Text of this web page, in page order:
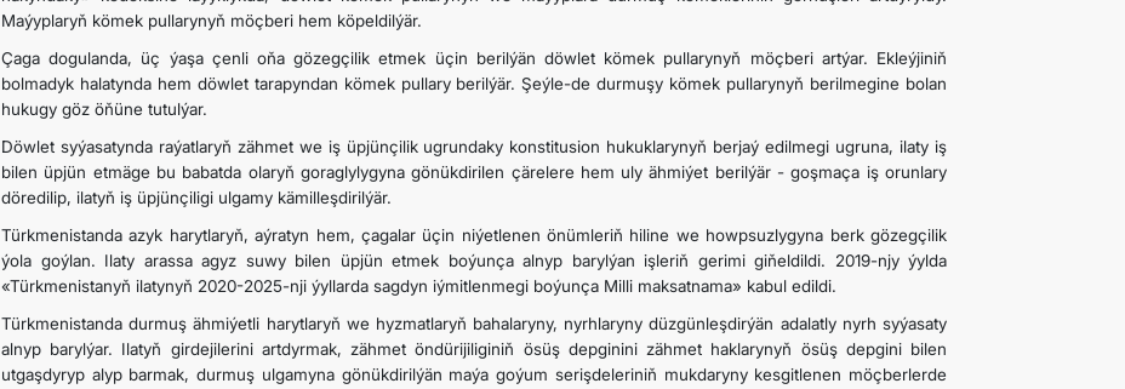
Maýyplaryň kömek pullarynyň möçberi hem köpeldilýär.
Çaga dogulanda, üç ýaşa çenli oňa gözegçilik etmek üçin berilýän döwlet kömek pullarynyň möçberi artýar. Ekleýjiniň
bolmadyk halatynda hem döwlet tarapyndan kömek pullary berilýär. Şeýle-de durmuşy kömek pullarynyň berilmegine bolan
hukugy göz öňüne tutulýar.
Döwlet syýasatynda raýatlaryň zähmet we iş üpjünçilik ugrundaky konstitusion hukuklarynyň berjaý edilmegi ugruna, ilaty iş
bilen üpjün etmäge bu babatda olaryň goraglylygyna gönükdirilen çärelere hem uly ähmiýet berilýär - goşmaça iş orunlary
döredilip, ilatyň iş üpjünçiligi ulgamy kämilleşdirilýär.
Türkmenistanda azyk harytlaryň, aýratyn hem, çagalar üçin niýetlenen önümleriň hiline we howpsuzlygyna berk gözegçilik
ýola goýlan. Ilaty arassa agyz suwy bilen üpjün etmek boýunça alnyp barylýan işleriň gerimi giňeldildi. 2019-njy ýylda
«Türkmenistanyň ilatynyň 2020-2025-nji ýyllarda sagdyn iýmitlenmegi boýunça Milli maksatnama» kabul edildi.
Türkmenistanda durmuş ähmiýetli harytlaryň we hyzmatlaryň bahalaryny, nyrhlaryny düzgünleşdirýän adalatly nyrh syýasaty
alnyp barylýar. Ilatyň girdejilerini artdyrmak, zähmet öndürijiliginiň ösüş depginini zähmet haklarynyň ösüş depgini bilen
utgaşdyryp alyp barmak, durmuş ulgamyna gönükdirilýän maýa goýum serişdeleriniň mukdaryny kesgitlenen möçberlerde